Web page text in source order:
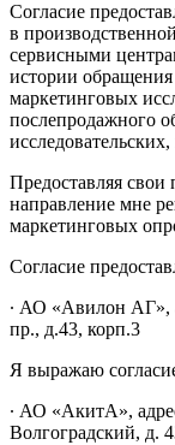
Согласие
в
сервисными
истории
маркетинговых
послепродажного
Предоставляя свои
направление мне
маркетинговых
Согласие
∙ АО «Авилон АГ»,
пр., д.43, корп.3
Я выражаю
∙ АО «АкитА»,
Волгоградский, д.